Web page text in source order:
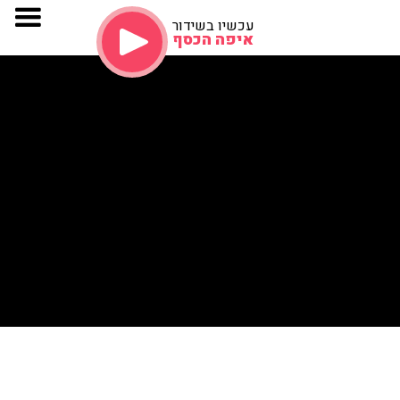
עכשיו בשידור
איפה הכסף